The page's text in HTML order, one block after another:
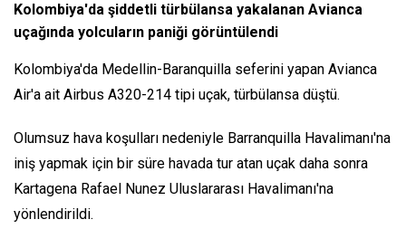
Kolombiya'da şiddetli türbülansa yakalanan Avianca
uçağında yolcuların paniği görüntülendi
Kolombiya'da Medellin-Baranquilla seferini yapan Avianca
Air'a ait Airbus A320-214 tipi uçak, türbülansa düştü.
Olumsuz hava koşulları nedeniyle Barranquilla Havalimanı'na
iniş yapmak için bir süre havada tur atan uçak daha sonra
Kartagena Rafael Nunez Uluslararası Havalimanı'na
yönlendirildi.